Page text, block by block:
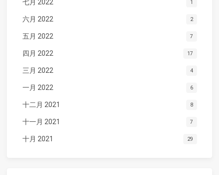
七月 2022 1
六月 2022 2
五月 2022 7
四月 2022 17
三月 2022 4
一月 2022 6
十二月 2021 8
十一月 2021 7
十月 2021 29